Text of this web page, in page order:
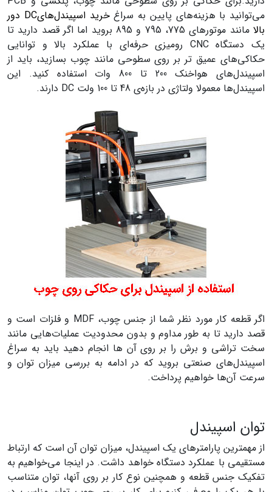
می‌توانید با هزینه‌های پایین به سراغ
خرید اسپیندل‌هایDC دور
بالا
مانند موتور‌های 775، 795 و 895 بروید اما اگر قصد دارید تا
یک دستگاه CNC رومیزی حرفه‌ای با عملکرد بالا و توانایی
حکاکی‌های عمیق تر بر روی سطوحی مانند چوب بسازید، باید از
اسپیندل‌های هواخنک 200 تا 800 وات استفاده کنید. این
اسپیندل‌ها معمولا ولتاژی در بازه‌ی 48 تا 100 ولت DC دارند.
اگر قطعه کار مورد نظر شما از جنس چوب، MDF و فلزات است و
قصد دارید تا به طور مداوم و بدون محدودیت عملیات‌هایی مانند
سخت تراشی و برش را بر روی آن ها انجام دهید باید به سراغ
اسپیندل‌های صنعتی بروید که در ادامه به بررسی میزان توان و
سرعت آن‌ها خواهیم پرداخت.
توان اسپیندل
از مهمترین پارامتر‌های یک اسپیندل، میزان توان آن است که ارتباط
مستقیمی با عملکرد دستگاه خواهد داشت. در اینجا می‌خواهیم به
تفکیک جنس قطعه و همچنین نوع کار بر روی آنها، توان متناسب